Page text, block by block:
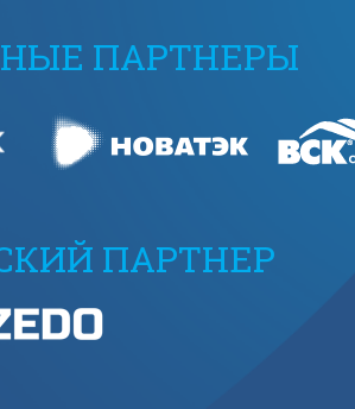
ПАРТНЕРЫ
ПАРТНЕР